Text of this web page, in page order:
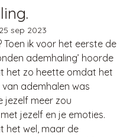
25 sep 2023
Toen ik voor het eerste de
ademhaling’ hoorde
het zo heette omdat het
van ademhalen was
jezelf meer zou
met jezelf en je emoties.
het wel, maar de